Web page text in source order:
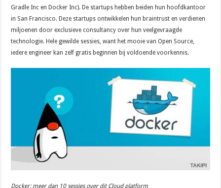
Gradle Inc en Docker Inc). De startups hebben beiden hun hoofdkantoor
in San Francisco. Deze startups ontwikkelen hun braintrust en verdienen
miljoenen door exclusieve consultancy over hun veelgevraagde
technologie. Hele gewilde sessies, want het mooie van Open Source,
iedere engineer kan zelf gratis beginnen bij voldoende voorkennis.
Docker: meer dan 10 sessies over dit Cloud platform